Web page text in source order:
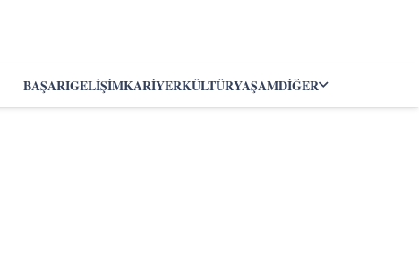
BAŞARIGELIŞIMKARIYERKÜLTÜRYAŞAMDIĞER